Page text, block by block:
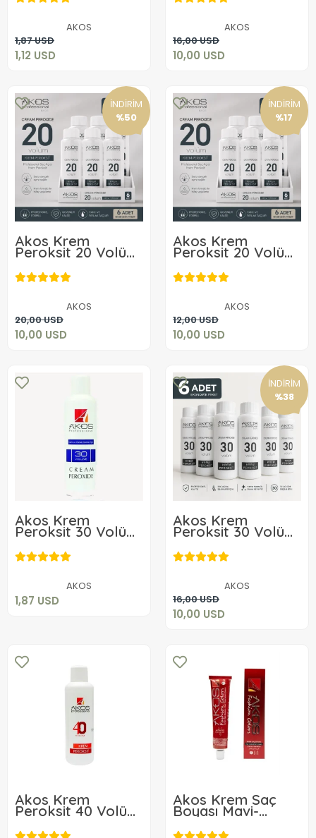
AKOS
1,87 USD
1,12 USD
1,12 USD
Sepete Ekle
AKOS
16,00 USD
10,00 USD
10,00 USD
Sepete Ekle
İNDİRİM
%50
Akos Krem
Peroksit 20 Volüm
%6 60ML-10 Adet
AKOS
20,00 USD
10,00 USD
10,00 USD
Sepete Ekle
İNDİRİM
%17
Akos Krem
Peroksit 20 Volüm
%6 60ML-6 Adet
AKOS
12,00 USD
10,00 USD
10,00 USD
Sepete Ekle
Akos Krem
Peroksit 30 Volüm
%9 60ML
AKOS
1,87 USD
1,87 USD
İNDİRİM
%38
Akos Krem
Peroksit 30 Volüm
%9 60ML-10 Adet
AKOS
16,00 USD
10,00 USD
10,00 USD
Sepete Ekle
Akos Krem
Peroksit 40 Volüm
%12 60ML1,87 USD
Akos Krem Saç
Boyası Mavi-
Menekşe 60 GR
020
3,80 USD